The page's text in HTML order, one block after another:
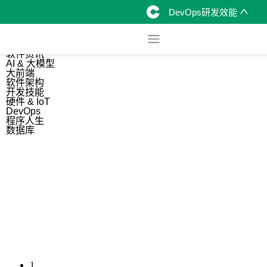
DevOps研发效能
软件资讯
AI & 大模型
大前端
软件架构
开发技能
硬件 & IoT
DevOps
程序人生
数据库
1